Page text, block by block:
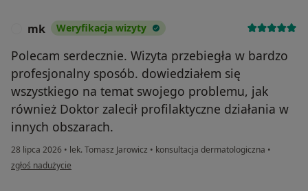
mk Weryfikacja wizyty
Polecam serdecznie. Wizyta przebiegła w bardzo
profesjonalny sposób. dowiedziałem się
wszystkiego na temat swojego problemu, jak
również Doktor zalecił profilaktyczne działania w
innych obszarach.
28 lipca 2026 • lek. Tomasz Jarowicz • konsultacja dermatologiczna •
w opinii użytkownika mk
zgłoś nadużycie